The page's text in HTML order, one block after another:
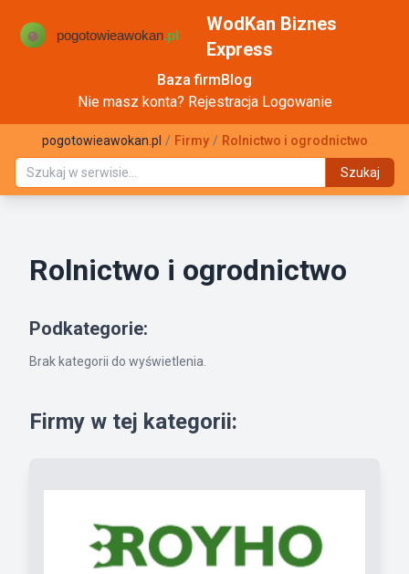
WodKan Biznes
Express
Baza firmBlog
Nie masz konta? Rejestracja Logowanie
pogotowieawokan.pl / Firmy / Rolnictwo i ogrodnictwo
Szukaj
Rolnictwo i ogrodnictwo
Podkategorie:
Brak kategorii do wyświetlenia.
Firmy w tej kategorii: